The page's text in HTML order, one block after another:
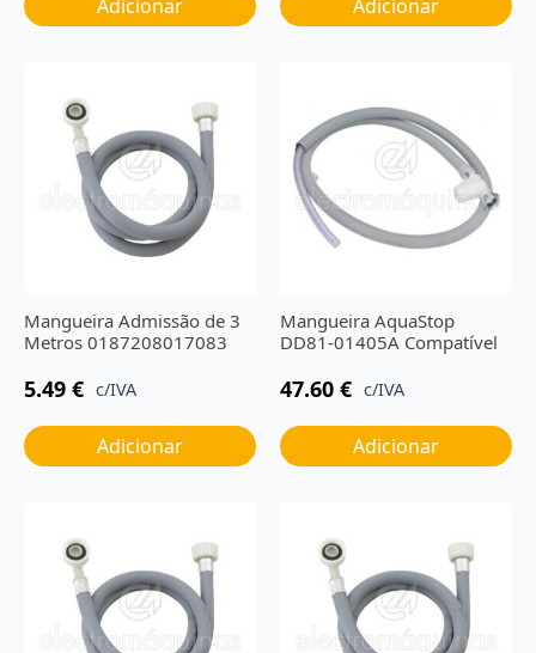
Adicionar Adicionar
Mangueira Admissão de 3
Metros 0187208017083
5.49 € c/IVA
Adicionar
Mangueira AquaStop
DD81-01405A Compatível
47.60 € c/IVA
Adicionar